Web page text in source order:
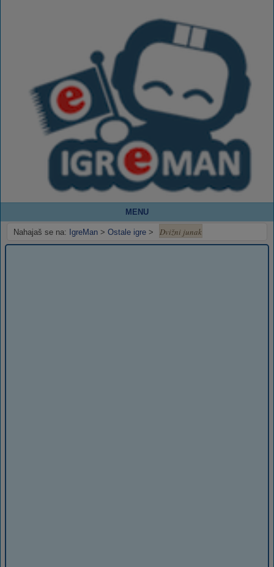
MENU
Nahajaš se na: IgreMan > Ostale igre > Dvižni junak